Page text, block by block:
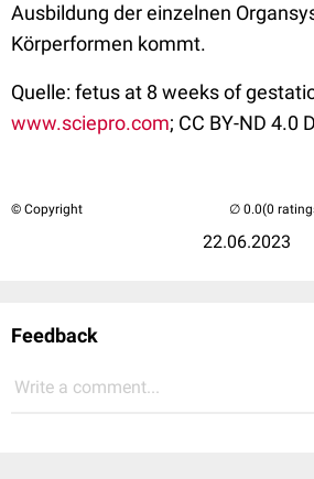
Ausbildung der einzelnen
Körperformen kommt.
Quelle: fetus at 8 weeks of
www.sciepro.com; CC BY-ND 4.0
© Copyright
22.06.2023
(0
Feedback
Write a comment...